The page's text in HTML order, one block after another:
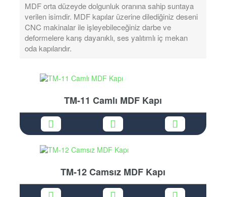
MDF orta düzeyde dolgunluk oranına sahip suntaya
verilen isimdir. MDF kapılar üzerine dilediğiniz deseni
CNC makinalar ile işleyebileceğiniz darbe ve
deformelere karış dayanıklı, ses yalıtımlı iç mekan
oda kapılarıdır.
TM-11 Camlı MDF Kapı
TM-12 Camsız MDF Kapı